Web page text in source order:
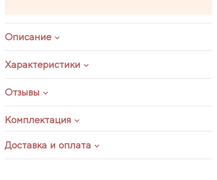
Описание
Характеристики
Отзывы
Комплектация
Доставка и оплата